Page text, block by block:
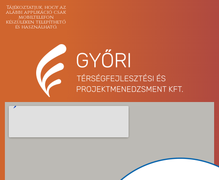
Tájékoztatjuk, hogy az
alábbi applikáció csak
mobiltelefon
készüléken telepíthető
és használható.